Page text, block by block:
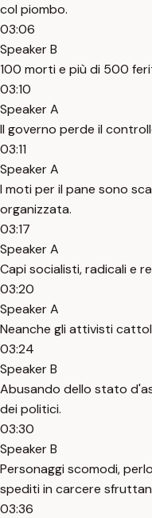
col piombo.
03:06
Speaker B
100 morti e più di 500
03:10
Speaker A
Il governo perde il
03:11
Speaker A
I moti per il pane sono
organizzata.
03:17
Speaker A
Capi socialisti, radicali e
03:20
Speaker A
Neanche gli attivisti
03:24
Speaker B
Abusando dello stato
dei politici.
03:30
Speaker B
Personaggi scomodi,
spediti in carcere
03:36